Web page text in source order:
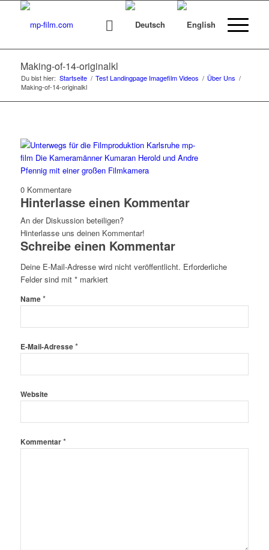
Making-of-14-originalkl
Du bist hier: Startseite / Test Landingpage Imagefilm Videos / Über Uns /
Making-of-14-originalkl
0 Kommentare
Hinterlasse einen Kommentar
An der Diskussion beteiligen?
Hinterlasse uns deinen Kommentar!
Schreibe einen Kommentar
Deine E-Mail-Adresse wird nicht veröffentlicht. Erforderliche
Felder sind mit *markiert
Name*
E-Mail-Adresse*
Website
Kommentar*